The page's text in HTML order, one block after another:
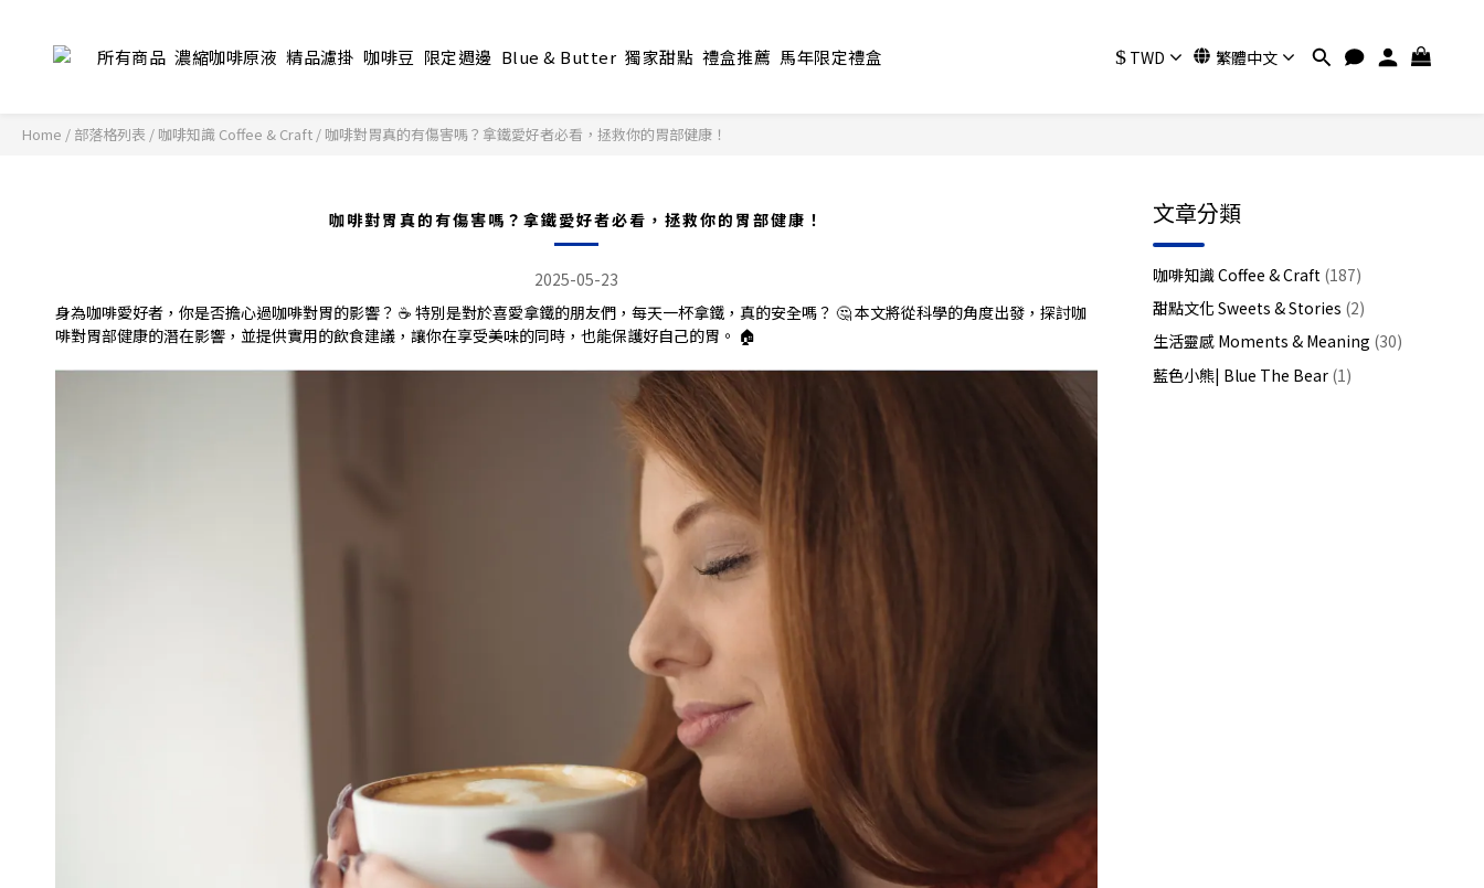
$ TWD 繁體中文
所有商品 濃縮咖啡原液 精品濾掛 咖啡豆 限定週邊 Blue & Butter 獨家甜點 禮盒推薦 馬年限定禮盒
Home / 部落格列表 / 咖啡知識 Coffee & Craft / 咖啡對胃真的有傷害嗎？拿鐵愛好者必看，拯救你的胃部健康！
咖啡對胃真的有傷害嗎？拿鐵愛好者必看，拯救你的胃部健康！
2025-05-23
身為咖啡愛好者，你是否擔心過咖啡對胃的影響？ ☕️ 特別是對於喜愛拿鐵的朋友們，每天一杯拿鐵，真的安全嗎？ 🤔 本文將從科學的角度出發，探討咖
啡對胃部健康的潛在影響，並提供實用的飲食建議，讓你在享受美味的同時，也能保護好自己的胃。 🏠
文章分類
咖啡知識 Coffee & Craft (187)
甜點文化 Sweets & Stories (2)
生活靈感 Moments & Meaning (30)
藍色小熊| Blue The Bear (1)